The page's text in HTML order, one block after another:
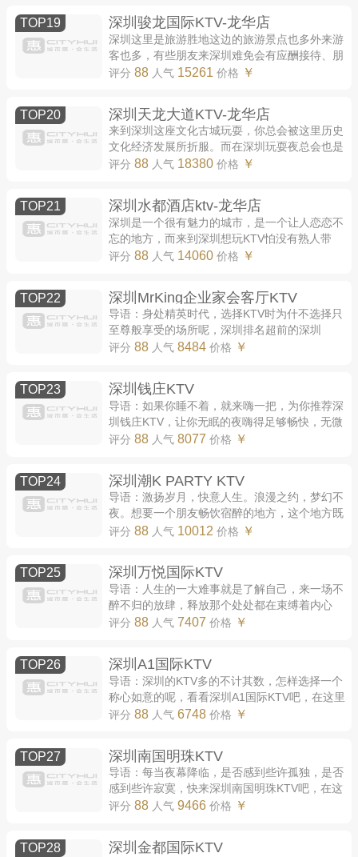
TOP19 深圳骏龙国际KTV-龙华店
深圳这里是旅游胜地这边的旅游景点也多外来游
客也多，有些朋友来深圳难免会有应酬接待、朋
友聚会的时候。饭局之后总想去ktv唱歌跳舞，总
评分 88 人气 15261 价格 ￥
TOP20 深圳天龙大道KTV-龙华店
来到深圳这座文化古城玩耍，你总会被这里历史
文化经济发展所折服。而在深圳玩耍夜总会也是
一种消遣玩耍的方式，在深圳夜总会哪家最好
评分 88 人气 18380 价格 ￥
TOP21 深圳水都酒店ktv-龙华店
深圳是一个很有魅力的城市，是一个让人恋恋不
忘的地方，而来到深圳想玩KTV怕没有熟人带
领，找不到好耍的KTV，找不到资源质量好且丰
评分 88 人气 14060 价格 ￥
TOP22 深圳MrKing企业家会客厅KTV
导语：身处精英时代，选择KTV时为什不选择只
至尊般享受的场所呢，深圳排名超前的深圳
MrKing企业家会客厅KTV给你带来至尊般的奢华
评分 88 人气 8484 价格 ￥
TOP23 深圳钱庄KTV
导语：如果你睡不着，就来嗨一把，为你推荐深
圳钱庄KTV，让你无眠的夜嗨得足够畅快，无微
不至的全方位服务是多少人梦寐以求的，在这里
评分 88 人气 8077 价格 ￥
TOP24 深圳潮K PARTY KTV
导语：激扬岁月，快意人生。浪漫之约，梦幻不
夜。想要一个朋友畅饮宿醉的地方，这个地方既
要足够劲爆热情，也要足够浪漫梦幻，选哪里
评分 88 人气 10012 价格 ￥
TOP25 深圳万悦国际KTV
导语：人生的一大难事就是了解自己，来一场不
醉不归的放肆，释放那个处处都在束缚着内心
吧，为你推荐深圳万悦国际KTV，给自己一个完
评分 88 人气 7407 价格 ￥
TOP26 深圳A1国际KTV
导语：深圳的KTV多的不计其数，怎样选择一个
称心如意的呢，看看深圳A1国际KTV吧，在这里
你会找的那个称心如意的好去处，奢华的服务，
评分 88 人气 6748 价格 ￥
TOP27 深圳南国明珠KTV
导语：每当夜幕降临，是否感到些许孤独，是否
感到些许寂寞，快来深圳南国明珠KTV吧，在这
里所有的孤独寂寞冷都会化为灰烬，剩下的就是
评分 88 人气 9466 价格 ￥
TOP28 深圳金都国际KTV